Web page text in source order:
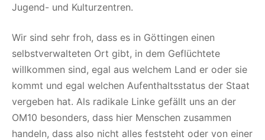
Jugend- und Kulturzentren.
Wir sind sehr froh, dass es in Göttingen einen
selbstverwalteten Ort gibt, in dem Geflüchtete
willkommen sind, egal aus welchem Land er oder sie
kommt und egal welchen Aufenthaltsstatus der Staat
vergeben hat. Als radikale Linke gefällt uns an der
OM10 besonders, dass hier Menschen zusammen
handeln, dass also nicht alles feststeht oder von einer